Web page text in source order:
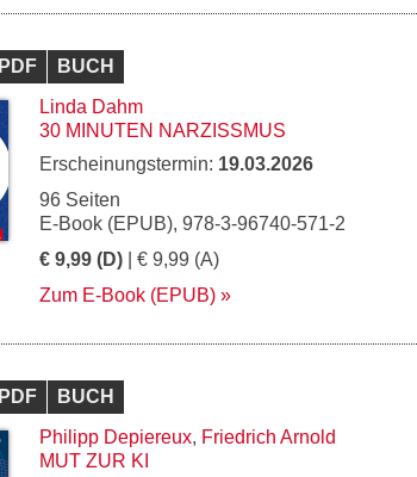
PDF
BUCH
Linda Dahm
30 MINUTEN NARZISSMUS
Erscheinungstermin: 19.03.2026
96 Seiten
E-Book (EPUB), 978-3-96740-571-2
€ 9,99 (D) | € 9,99 (A)
Zum E-Book (EPUB)
PDF
BUCH
Philipp Depiereux, Friedrich Arnold
MUT ZUR KI